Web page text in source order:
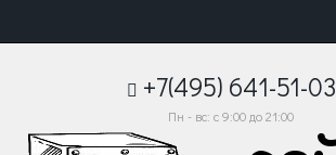
+7(495) 641-51-03
Пн - вс: с 9:00 до 21:00